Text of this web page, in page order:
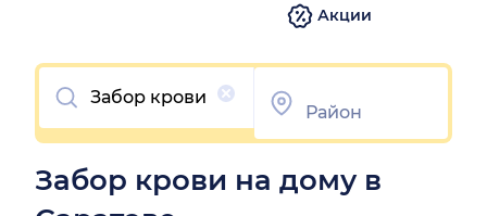
Акции
Очистить
Забор крови на дому в